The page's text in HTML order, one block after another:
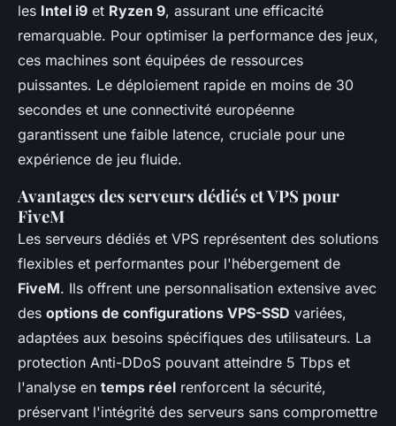
les Intel i9 et Ryzen 9, assurant une efficacité
remarquable. Pour optimiser la performance des jeux,
ces machines sont équipées de ressources
puissantes. Le déploiement rapide en moins de 30
secondes et une connectivité européenne
garantissent une faible latence, cruciale pour une
expérience de jeu fluide.
Avantages des serveurs dédiés et VPS pour
FiveM
Les serveurs dédiés et VPS représentent des solutions
flexibles et performantes pour l'hébergement de
FiveM. Ils offrent une personnalisation extensive avec
des options de configurations VPS-SSD variées,
adaptées aux besoins spécifiques des utilisateurs. La
protection Anti-DDoS pouvant atteindre 5 Tbps et
l'analyse en temps réel renforcent la sécurité,
préservant l'intégrité des serveurs sans compromettre